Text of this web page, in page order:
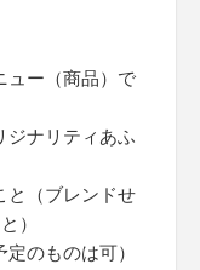
ュー（商品）で
ナリティあふ
と（ブレンドせ
）
のものは可）